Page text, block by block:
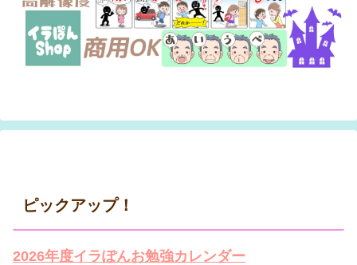
ピックアップ！
2026年度イラぽんお勉強カレンダー